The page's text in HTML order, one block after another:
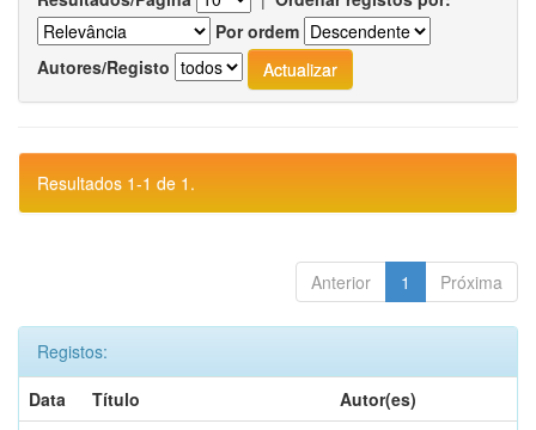
Por ordem
Autores/Registo
Resultados 1-1 de 1.
Anterior 1 Próxima
Registos:
Data
Título
Autor(es)